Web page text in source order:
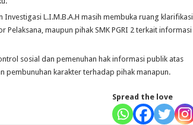
L.I.M.B.A.H masih membuka ruang klarifikasi
Pelaksana, maupun pihak SMK PGRI 2 terkait informasi
sosial dan pemenuhan hak informasi publik atas
pembunuhan karakter terhadap pihak manapun.
Spread the love